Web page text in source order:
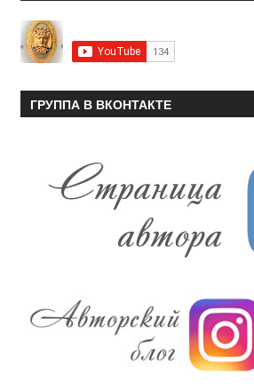
ГРУППА В ВКОНТАКТЕ